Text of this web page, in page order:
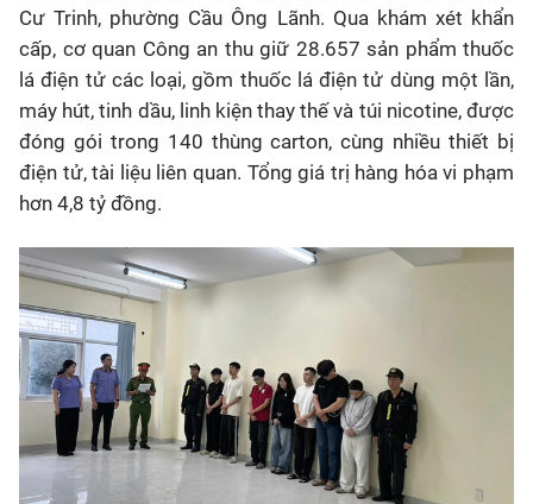
Cư Trinh, phường Cầu Ông Lãnh. Qua khám xét khẩn
cấp, cơ quan Công an thu giữ 28.657 sản phẩm thuốc
lá điện tử các loại, gồm thuốc lá điện tử dùng một lần,
máy hút, tinh dầu, linh kiện thay thế và túi nicotine, được
đóng gói trong 140 thùng carton, cùng nhiều thiết bị
điện tử, tài liệu liên quan. Tổng giá trị hàng hóa vi phạm
hơn 4,8 tỷ đồng.